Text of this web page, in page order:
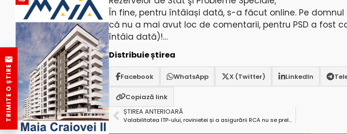
În fine, pentru întâiași dată, s-a făcut online. Pe
că nu a mai avut loc de comentarii, pentru PSD a fost
întâia dată)!…
Distribuie știrea
Facebook WhatsApp X (Twitter) LinkedIn
Copiază link
ȘTIREA ANTERIOARĂ
Valabilitatea ITP-ului, rovinietei și a asigurării RCA nu se prelungește automat în perioada stării de urgență!
TRIMITE O ȘTIRE